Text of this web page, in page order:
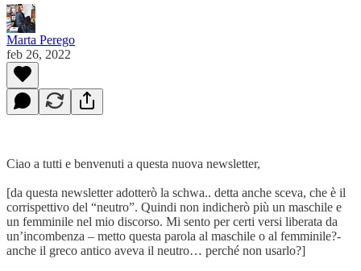
Marta Perego
feb 26, 2022
Ciao a tutti e benvenuti a questa nuova newsletter,
[da questa newsletter adotterò la schwa.. detta anche sceva, che è il
corrispettivo del “neutro”. Quindi non indicherò più un maschile e
un femminile nel mio discorso. Mi sento per certi versi liberata da
un’incombenza – metto questa parola al maschile o al femminile?-
anche il greco antico aveva il neutro… perché non usarlo?]